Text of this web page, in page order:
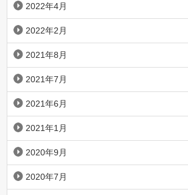
2022年4月
2022年2月
2021年8月
2021年7月
2021年6月
2021年1月
2020年9月
2020年7月